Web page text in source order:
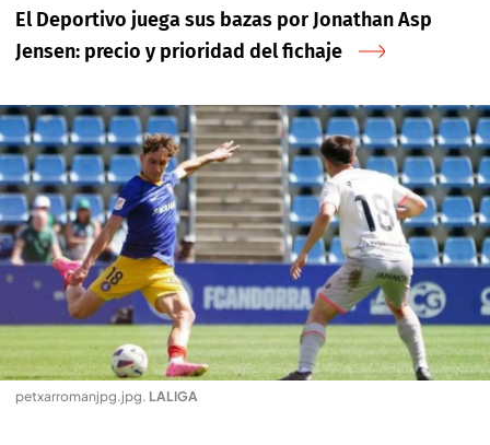
El Deportivo juega sus bazas por Jonathan Asp
Jensen: precio y prioridad del fichaje
petxarromanjpg.jpg. LALIGA